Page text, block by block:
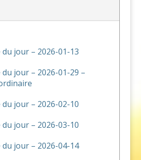
jour – 2026-01-13
jour – 2026-01-29 –
jour – 2026-02-10
jour – 2026-03-10
jour – 2026-04-14